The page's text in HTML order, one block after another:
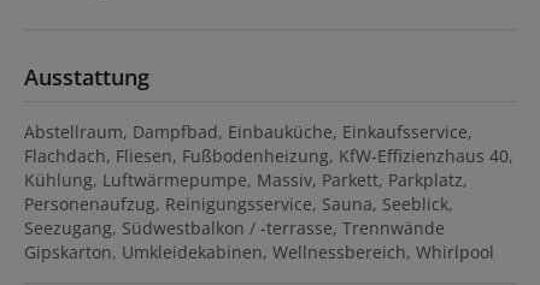
Ausstattung
Abstellraum Dampfbad Einbauküche Einkaufsservice
Flachdach Fliesen Fußbodenheizung KfW-Effizienzhaus 40
Kühlung Luftwärmepumpe Massiv Parkett Parkplatz
Personenaufzug Reinigungsservice Sauna Seeblick
Seezugang Südwestbalkon / -terrasse Trennwände
Gipskarton Umkleidekabinen Wellnessbereich Whirlpool